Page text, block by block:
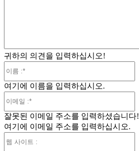
귀하의 의견을 입력하십시오!
여기에 이름을 입력하십시오.
일
잘못된 이메일 주소를 입력하셨습니다!
여기에 이메일 주소를 입력하십시오.